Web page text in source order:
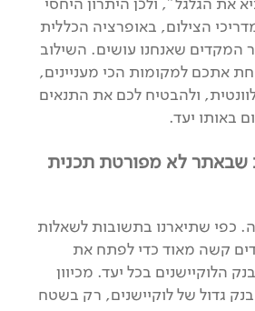
הצילום, באופרציה הכללית
שאנחנו עושים. השילוב
אתכם למקומות הכי מעניינים,
ולהבטיח לכם את התנאים
באותו יעד.
לא מפורטת תכנית
כפי שתיארנו בתשובות לשאלות
קשה מאוד כדי לפתח את
הלוקיישנים בכל יעד. מכיוון
גדול של לוקיישנים, רק בשטח